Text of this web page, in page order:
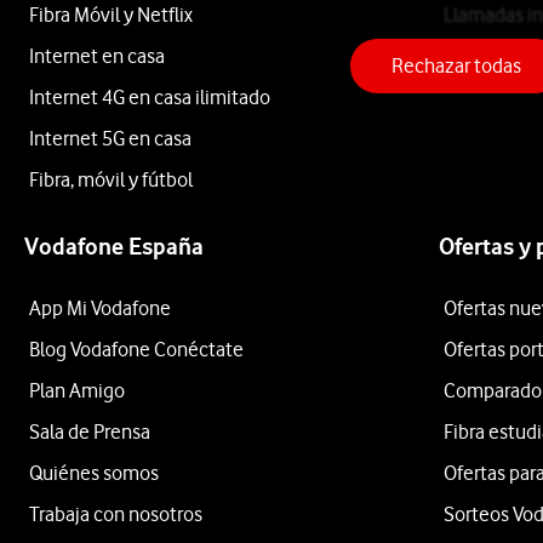
X5C
Plus
4G
256GB
Negro
desde
162
Fibra Móvil y Netflix
Internet en casa
Internet 4G en casa ilimitado
Internet 5G en casa
Fibra, móvil y fútbol
Llamadas
Teléfono fijo
Vodafone España
App Mi Vodafone
Blog Vodafone Conéctate
Plan Amigo
Sala de Prensa
Quiénes somos
Trabaja con nosotros
Ofertas y
Ofertas
Ofertas
Fibra
Ofertas
Sorteos
Rechazar todas